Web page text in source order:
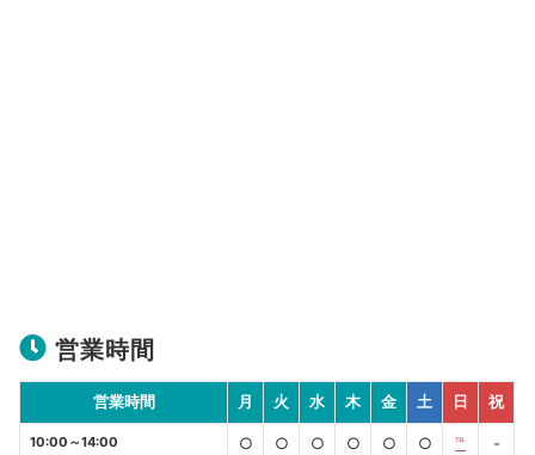
営業時間
営業時間 月 火 水 木 金 土 日 祝
10:00～14:00 ○ ○ ○ ○ ○ ○ ℡ -